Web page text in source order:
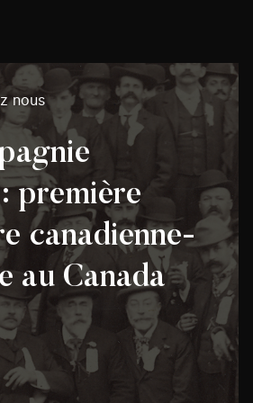
nous
première
canadienne-
au Canada